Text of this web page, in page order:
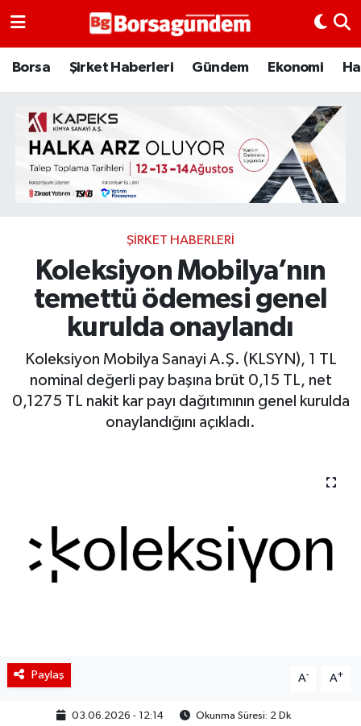
Borsa Şirket Haberleri Gündem Ekonomi
ŞIRKET HABERLERI
Koleksiyon Mobilya’nın
temettü ödemesi genel
kurulda onaylandı
Koleksiyon Mobilya Sanayi A.Ş. (KLSYN), 1 TL
nominal değerli pay başına brüt 0,15 TL, net
0,1275 TL nakit kar payı dağıtımının genel kurulda
onaylandığını açıkladı.
Paylaş A- A+
03.06.2026 - 12:14 Okunma Süresi: 2 Dk
Borsa
Emtia
Galeri
Bitcoin
Şirket Haberleri
BIST 100 Isı Haritası
Coin Isı Haritası
Gizlilik Sözleşmesi